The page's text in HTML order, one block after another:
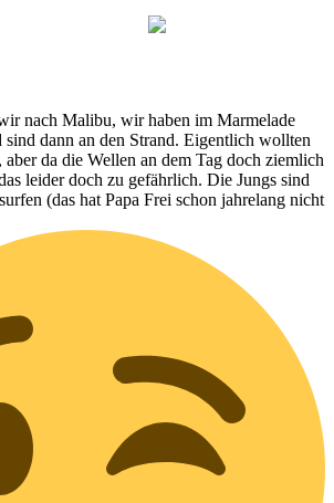
nach Malibu, wir haben im Marmelade
dann an den Strand. Eigentlich wollten
da die Wellen an dem Tag doch ziemlich
leider doch zu gefährlich. Die Jungs sind
(das hat Papa Frei schon jahrelang nicht